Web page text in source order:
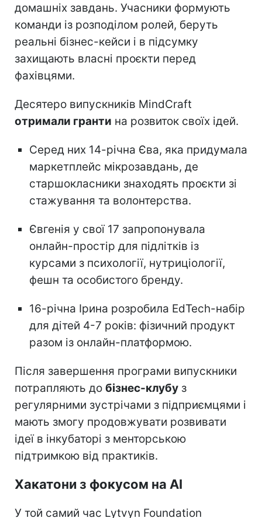
домашніх завдань. Учасники формують
команди із розподілом ролей, беруть
реальні бізнес-кейси і в підсумку
захищають власні проєкти перед
фахівцями.
Десятеро випускників MindCraft
отримали гранти на розвиток своїх ідей.
Серед них 14-річна Єва, яка придумала
маркетплейс мікрозавдань, де
старшокласники знаходять проєкти зі
стажування та волонтерства.
Євгенія у свої 17 запропонувала
онлайн-простір для підлітків із
курсами з психології, нутриціології,
фешн та особистого бренду.
16-річна Ірина розробила EdTech-набір
для дітей 4-7 років: фізичний продукт
разом із онлайн-платформою.
Після завершення програми випускники
потрапляють до бізнес-клубу з
регулярними зустрічами з підприємцями і
мають змогу продовжувати розвивати
ідеї в інкубаторі з менторською
підтримкою від практиків.
Хакатони з фокусом на AI
У той самий час Lytvyn Foundation